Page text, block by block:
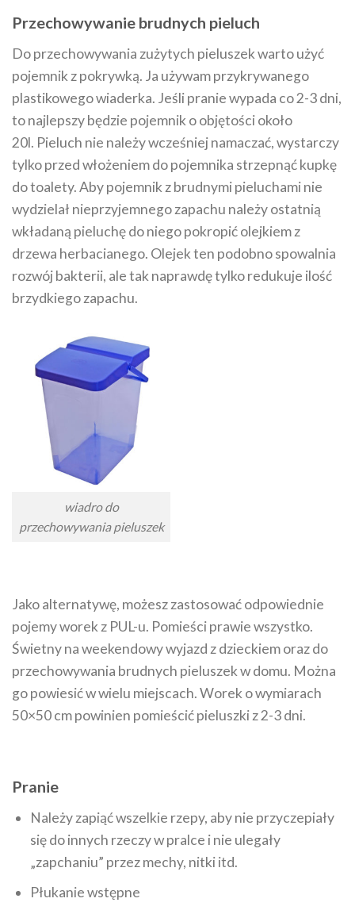
Przechowywanie brudnych pieluch
Do przechowywania zużytych pieluszek warto użyć
pojemnik z pokrywką. Ja używam przykrywanego
plastikowego wiaderka. Jeśli pranie wypada co 2-3 dni,
to najlepszy będzie pojemnik o objętości około
20l. Pieluch nie należy wcześniej namaczać, wystarczy
tylko przed włożeniem do pojemnika strzepnąć kupkę
do toalety. Aby pojemnik z brudnymi pieluchami nie
wydzielał nieprzyjemnego zapachu należy ostatnią
wkładaną pieluchę do niego pokropić olejkiem z
drzewa herbacianego. Olejek ten podobno spowalnia
rozwój bakterii, ale tak naprawdę tylko redukuje ilość
brzydkiego zapachu.
wiadro do
przechowywania pieluszek
Jako alternatywę, możesz zastosować odpowiednie
pojemy worek z PUL-u. Pomieści prawie wszystko.
Świetny na weekendowy wyjazd z dzieckiem oraz do
przechowywania brudnych pieluszek w domu. Można
go powiesić w wielu miejscach. Worek o wymiarach
50×50 cm powinien pomieścić pieluszki z 2-3 dni.
Pranie
Należy zapiąć wszelkie rzepy, aby nie przyczepiały
się do innych rzeczy w pralce i nie ulegały
„zapchaniu” przez mechy, nitki itd.
Płukanie wstępne